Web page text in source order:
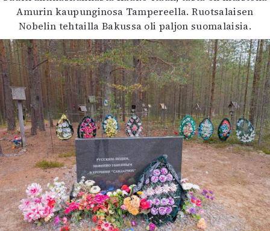
Amurin kaupunginosa Tampereella. Ruotsalaisen
Nobelin tehtailla Bakussa oli paljon suomalaisia.